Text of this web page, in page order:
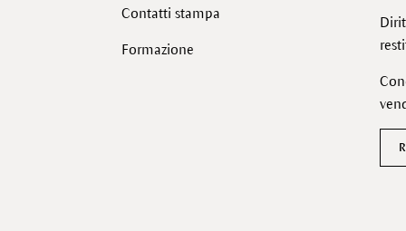
Contatti stampa
Formazione